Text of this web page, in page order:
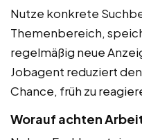
Nutze konkrete
Themenbereich,
regelmäßig neue
Jobagent reduziert
Chance, früh zu
Worauf achten